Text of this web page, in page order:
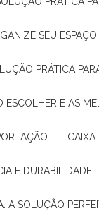
SEU
PRÁTICA
ESCOLHER E AS
E DURABILIDADE
A SOLUÇÃO